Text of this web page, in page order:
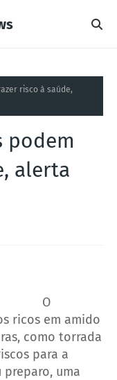
risco à saúde,
podem
alerta
O
ricos em amido
como torrada
para a
preparo, uma